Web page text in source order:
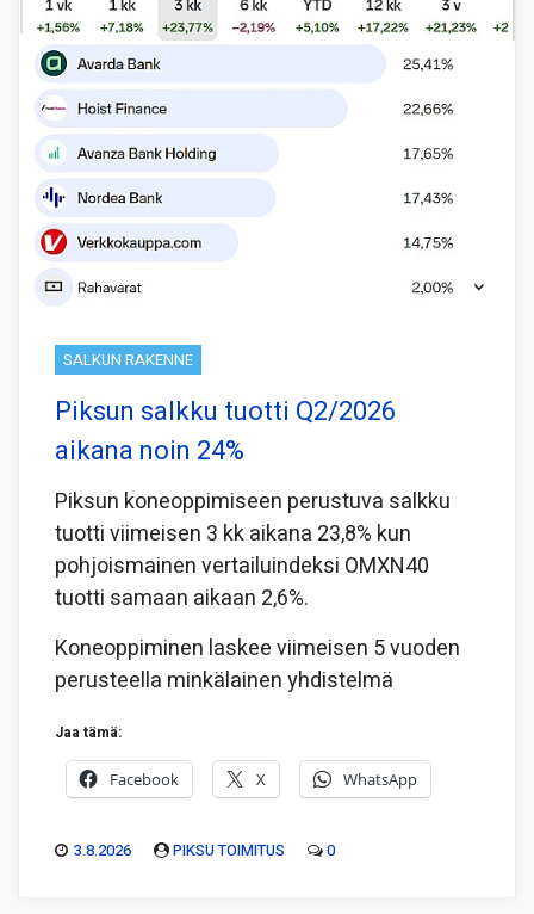
SALKUN RAKENNE
Piksun salkku tuotti Q2/2026
aikana noin 24%
Piksun koneoppimiseen perustuva salkku
tuotti viimeisen 3 kk aikana 23,8% kun
pohjoismainen vertailuindeksi OMXN40
tuotti samaan aikaan 2,6%.
Koneoppiminen laskee viimeisen 5 vuoden
perusteella minkälainen yhdistelmä
Jaa tämä:
Facebook X WhatsApp
3.8.2026 PIKSU TOIMITUS 0